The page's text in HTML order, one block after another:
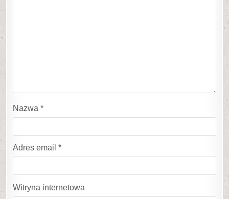
Nazwa*
Adres email*
Witryna internetowa